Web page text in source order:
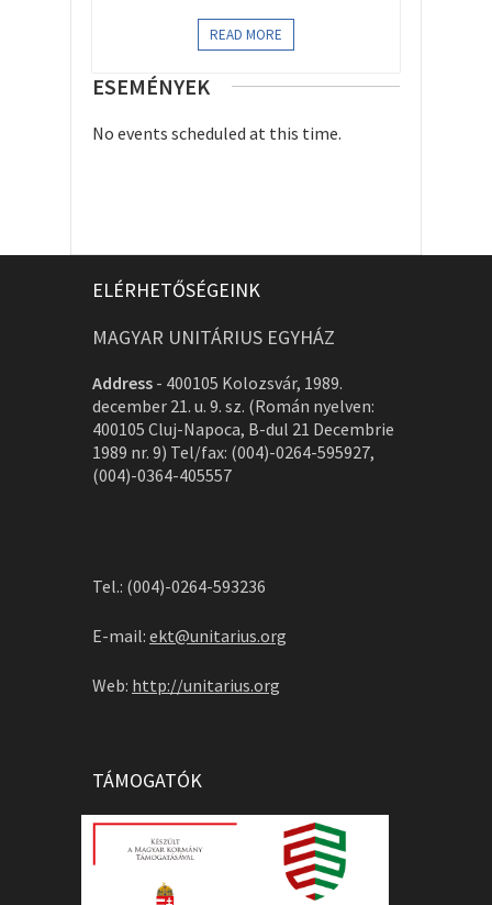
READ MORE
ESEMÉNYEK
No events scheduled at this time.
ELÉRHETŐSÉGEINK
MAGYAR UNITÁRIUS EGYHÁZ
Address - 400105 Kolozsvár, 1989.
december 21. u. 9. sz. (Román nyelven:
400105 Cluj-Napoca, B-dul 21 Decembrie
1989 nr. 9) Tel/fax: (004)-0264-595927,
(004)-0364-405557
Tel.: (004)-0264-593236
E-mail: ekt@unitarius.org
Web: http://unitarius.org
TÁMOGATÓK